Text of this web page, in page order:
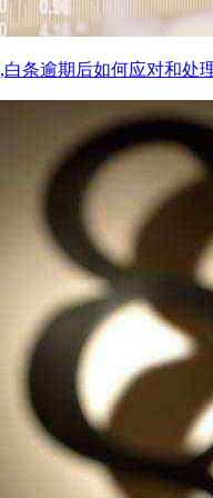
条逾期后如何应对和处